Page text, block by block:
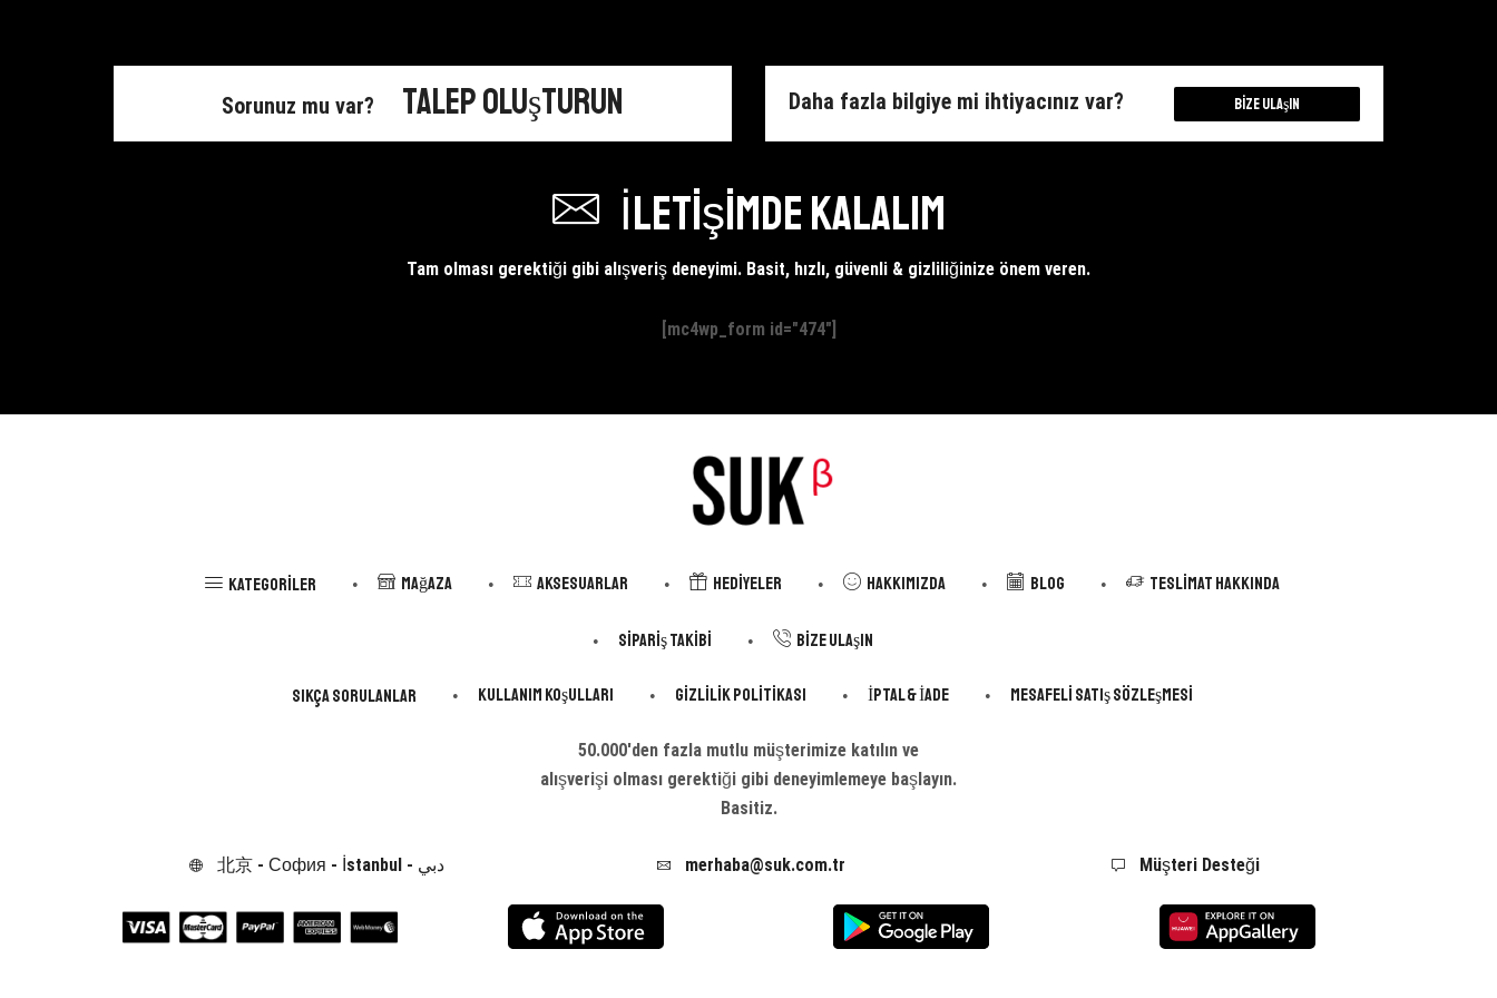
Lambası
adet
Sorunuz mu var? Talep Oluşturun Daha fazla bilgiye mi ihtiyacınız var? Bize Ulaşın
İletişimde kalalım
Tam olması gerektiği gibi alışveriş deneyimi. Basit, hızlı, güvenli & gizliliğinize önem veren.
[mc4wp_form id="474"]
Kategoriler Mağaza Aksesuarlar Hediyeler Hakkımızda Blog Teslimat Hakkında
Sipariş Takibi Bize Ulaşın
Sıkça Sorulanlar Kullanım Koşulları Gizlilik Politikası İptal & İade Mesafeli Satış Sözleşmesi
50.000'den fazla mutlu müşterimize katılın ve
alışverişi olması gerektiği gibi deneyimlemeye başlayın.
Basitiz.
北京 - София - İstanbul - دبي merhaba@suk.com.tr Müşteri Desteği